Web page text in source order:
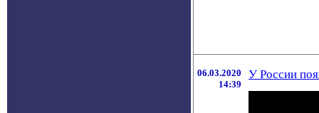
06.03.2020
14:39
У России